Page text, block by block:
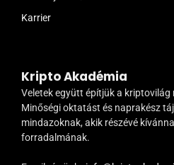
Karrier
Kripto Akadémia
Veletek együtt építjük a kriptovilág
Minőségi oktatást és naprakész
mindazoknak, akik részévé
forradalmának.